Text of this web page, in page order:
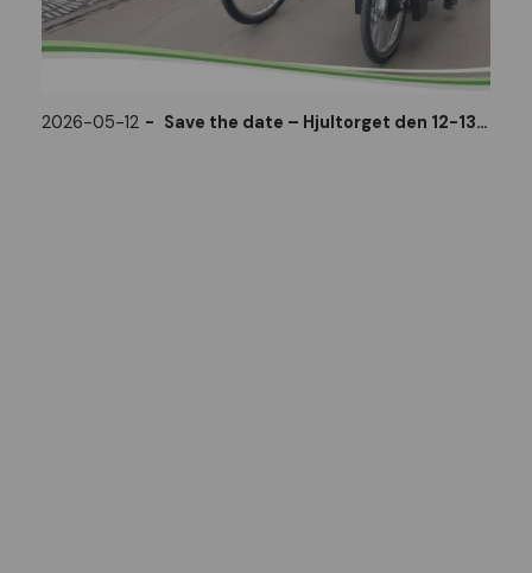
2026-05-12 Save the date – Hjultorget den 12-13 maj 2026